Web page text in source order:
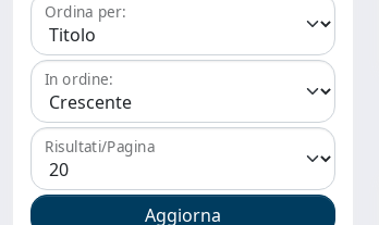
Ordina per:
In ordine:
Risultati/Pagina